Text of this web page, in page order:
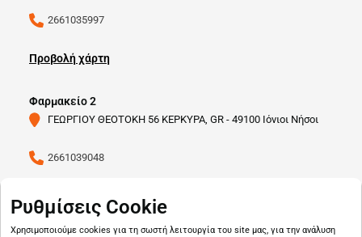
2661035997
Προβολή χάρτη
Φαρμακείο 2
ΓΕΩΡΓΙΟΥ ΘΕΟΤΟΚΗ 56 ΚΕΡΚΥΡΑ, GR - 49100 Ιόνιοι Νήσοι
2661039048
Προβολή χάρτη
Ρυθμίσεις Cookie
Χρησιμοποιούμε cookies για τη σωστή λειτουργία του site μας, για την ανάλυση